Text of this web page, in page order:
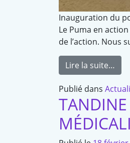
Inauguration du
Le Puma en
de l’action. Nous
Lire la suite…
Publié dans